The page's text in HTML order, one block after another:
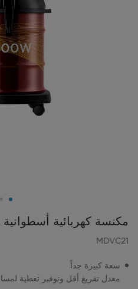
مكنسة كهربائية
MDVC21
سعة كبيرة جداً
معدل تفريغ أقل وتوفير تغطية